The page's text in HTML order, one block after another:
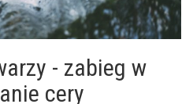
- zabieg w
cery